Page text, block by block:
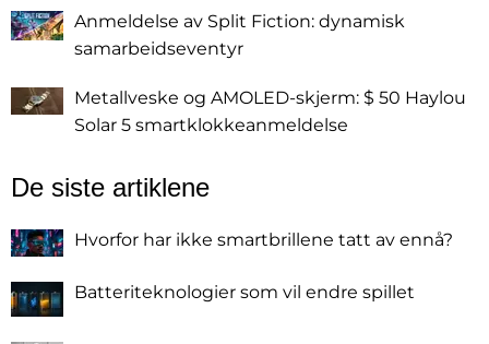
Anmeldelse av Split Fiction: dynamisk
samarbeidseventyr
Metallveske og AMOLED-skjerm: $ 50 Haylou
Solar 5 smartklokkeanmeldelse
De siste artiklene
Hvorfor har ikke smartbrillene tatt av ennå?
Batteriteknologier som vil endre spillet